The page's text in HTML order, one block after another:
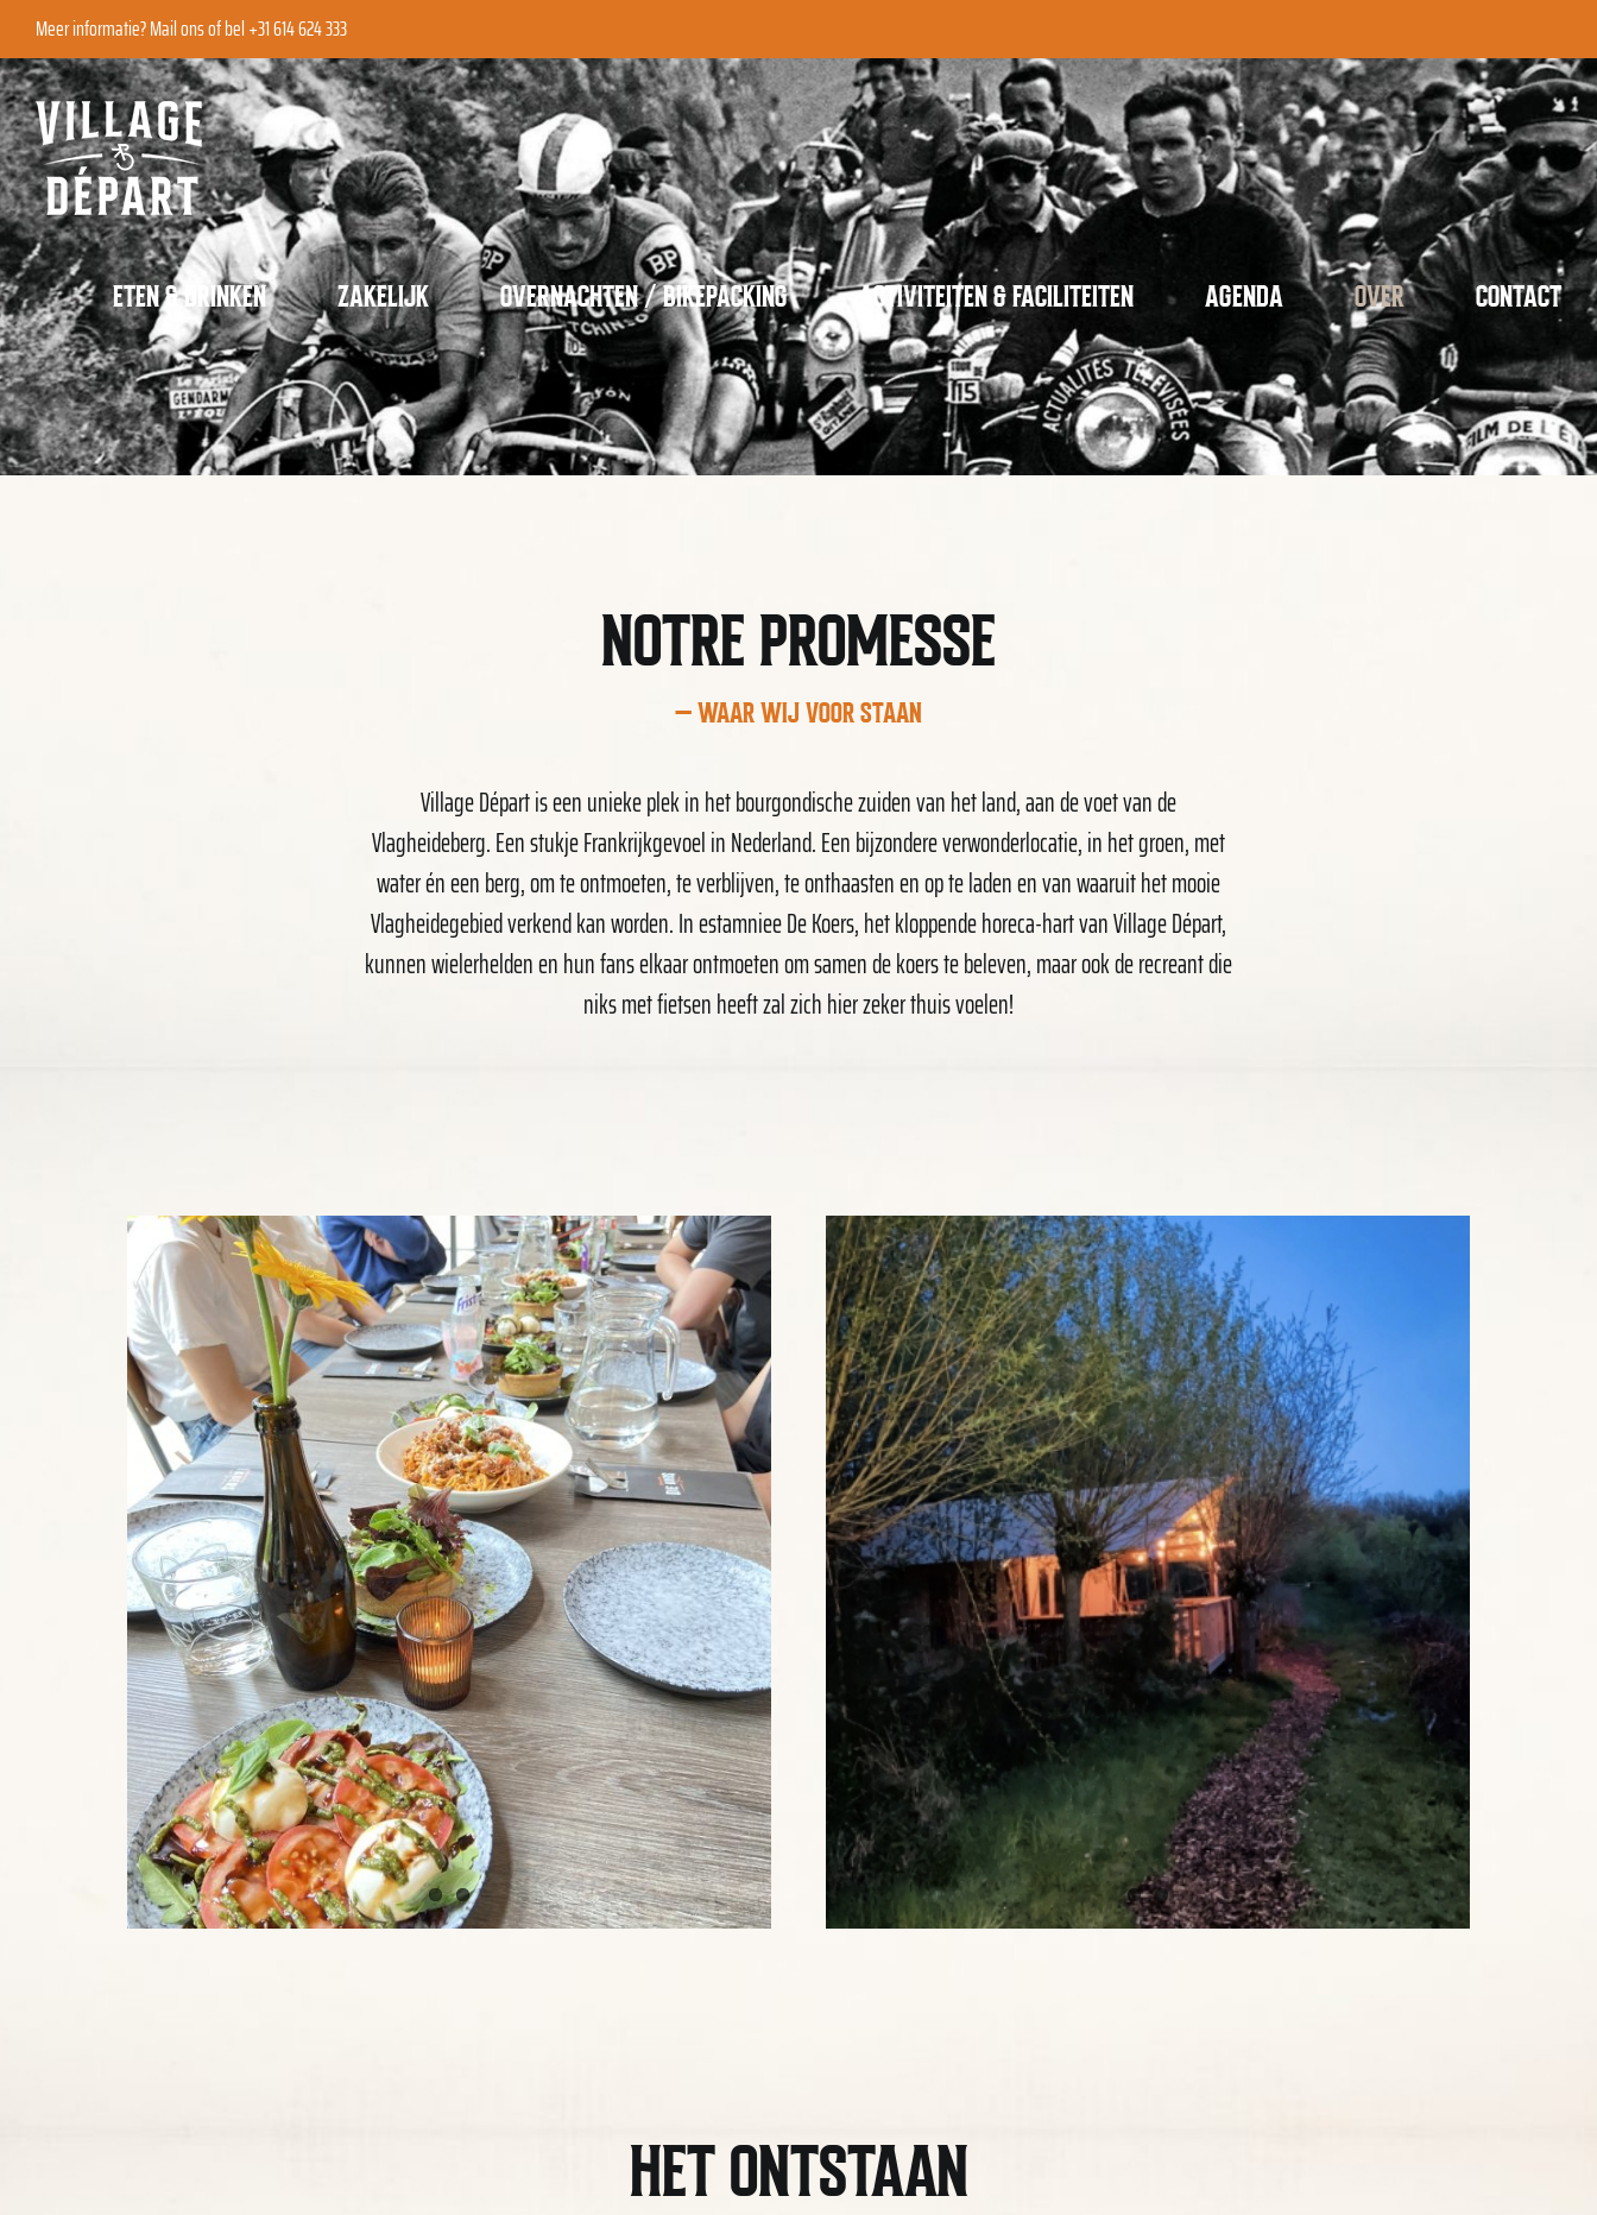
naar
inhoud
Meer informatie?Mail onsof bel +31 614 624 333
ETEN & DRINKEN ZAKELIJK OVERNACHTEN / BIKEPACKING ACTIVITEITEN & FACILITEITEN AGENDA OVER CONTACT
NOTRE PROMESSE
− WAAR WIJ VOOR STAAN
Village Départ is een unieke plek in het bourgondische zuiden van het land, aan de voet van de
Vlagheideberg. Een stukje Frankrijkgevoel in Nederland. Een bijzondere verwonderlocatie, in het groen, met
water én een berg, om te ontmoeten, te verblijven, te onthaasten en op te laden en van waaruit het mooie
Vlagheidegebied verkend kan worden. In estamniee De Koers, het kloppende horeca-hart van Village Départ,
kunnen wielerhelden en hun fans elkaar ontmoeten om samen de koers te beleven, maar ook de recreant die
niks met fietsen heeft zal zich hier zeker thuis voelen!
HET ONTSTAAN